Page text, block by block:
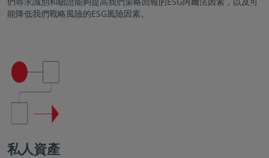
能降低我們戰略風險的ESG風險因素。
私人資產